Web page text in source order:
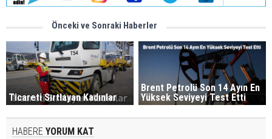
Önceki ve Sonraki Haberler
Ticareti Sırtlayan Kadınlar
Brent Petrolü Son 14 Ayın En
Yüksek Seviyeyi Test Etti
HABERE YORUM KAT